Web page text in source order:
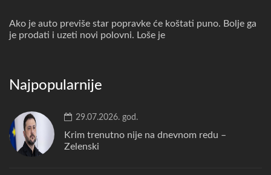
Ako je auto previše star popravke će koštati puno. Bolje ga
je prodati i uzeti novi polovni. Loše je
Najpopularnije
29.07.2026. god.
Krim trenutno nije na dnevnom redu –
Zelenski